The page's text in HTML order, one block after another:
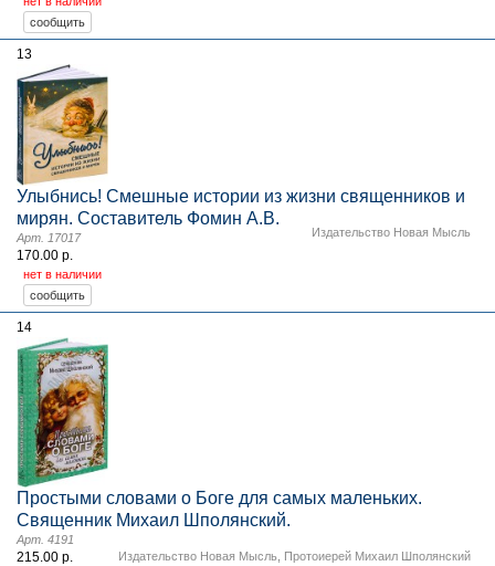
13
Улыбнись! Смешные истории из жизни священников и
мирян. Составитель Фомин А.В.
Издательство Новая Мысль
Арт. 17017
170.00 р.
нет в наличии
14
Простыми словами о Боге для самых маленьких.
Священник Михаил Шполянский.
Издательство Новая Мысль Протоиерей Михаил Шполянский
Арт. 4191
215.00 р.